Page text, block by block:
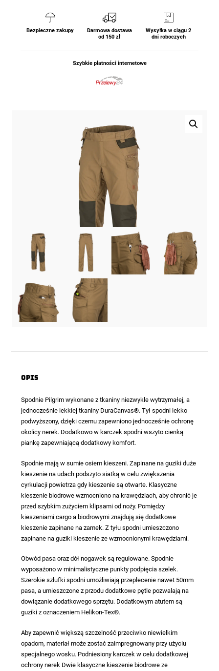
Bezpieczne zakupy
Darmowa dostawa
od 150 zł
Wysyłka w ciągu 2
dni roboczych
Szybkie płatności internetowe
Opis
Spodnie Pilgrimwykonane z tkaniny niezwykle wytrzymałej, a
jednocześnie lekkiej tkaniny DuraCanvas®. Tył spodni lekko
podwyższony, dzięki czemu zapewniono jednocześnie ochronę
okolicy nerek. Dodatkowo w karczek spodni wszyto cienką
piankę zapewniającą dodatkowy komfort.
Spodnie mają w sumie osiem kieszeni. Zapinane na guziki duże
kieszenie na udach podszyto siatką w celu zwiększenia
cyrkulacji powietrza gdy kieszenie są otwarte. Klasyczne
kieszenie biodrowe wzmocniono na krawędziach, aby chronić je
przed szybkim zużyciem klipsami od noży. Pomiędzy
kieszeniami cargo a biodrowymi znajdują się dodatkowe
kieszenie zapinane na zamek. Z tyłu spodni umieszczono
zapinane na guziki kieszenie ze wzmocnionymi krawędziami.
Obwód pasa oraz dół nogawek są regulowane. Spodnie
wyposażono w minimalistyczne punkty podpięcia szelek.
Szerokie szlufki spodni umożliwiają przeplecenie nawet 50mm
pasa, a umieszczone z przodu dodatkowe pętle pozwalają na
dowiązanie dodatkowego sprzętu. Dodatkowym atutem są
guziki z oznaczeniem Helikon-Tex®.
Aby zapewnić większą szczelność przeciwko niewielkim
opadom, materiał może zostać zaimpregnowany przy użyciu
specjalnego wosku. Podniesiony karczek w celu dodatkowej
ochrony nerek Dwie klasyczne kieszenie biodrowe ze